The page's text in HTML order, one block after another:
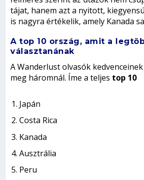
tájat, hanem azt a nyitott,
is nagyra értékelik, amely Kanada
A top 10 ország, amit a
választanának
A Wanderlust olvasók
meg háromnál. Íme a teljes top 10
Japán
Costa Rica
Kanada
Ausztrália
Peru